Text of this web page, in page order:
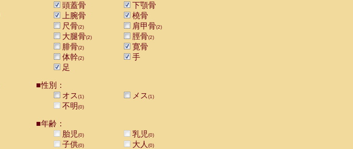
頭蓋骨
下顎骨
上腕骨
橈骨
尺骨(2) 肩甲骨(2)
大腿骨(2) 脛骨(2)
腓骨(2)
寛骨
体幹(2)
手
足
■性別：
オス(1) メス(1)
不明(0)
■年齢：
胎児(0) 乳児(0)
子供(0) 大人 (0)